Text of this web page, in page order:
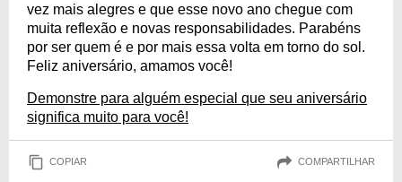
vez mais alegres e que esse novo ano chegue com
muita reflexão e novas responsabilidades. Parabéns
por ser quem é e por mais essa volta em torno do sol.
Feliz aniversário, amamos você!
Demonstre para alguém especial que seu aniversário
significa muito para você!
COPIAR COMPARTILHAR